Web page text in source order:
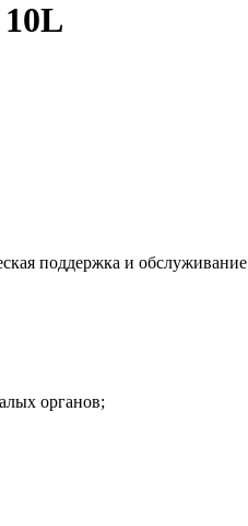
поддержка и обслуживание
органов;